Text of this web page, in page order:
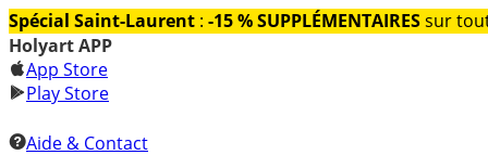
Spécial Saint-Laurent : -15 % SUPPLÉMENTAIRESsur
Holyart APP
App Store
Play Store
Aide & Contact